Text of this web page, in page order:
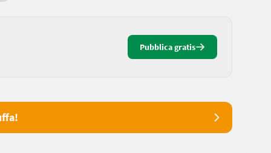
Pubblica gratis